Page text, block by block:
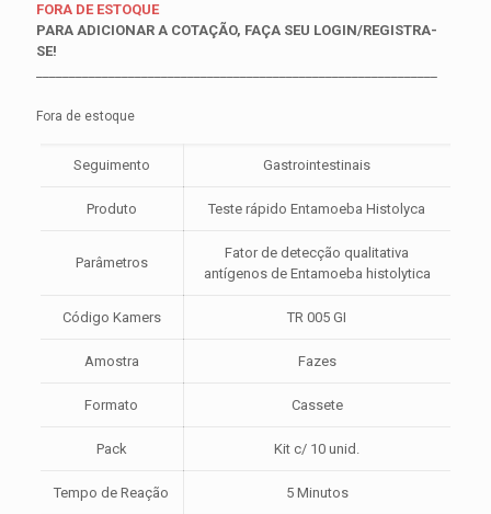
FORA DE ESTOQUE
PARA ADICIONAR A COTAÇÃO, FAÇA SEU LOGIN/REGISTRA-
SE!
Fora de estoque
Seguimento Gastrointestinais
Produto Teste rápido Entamoeba Histolyca
Parâmetros
Fator de detecção qualitativa
antígenos de Entamoeba histolytica
Código Kamers TR 005 GI
Amostra Fazes
Formato Cassete
Pack Kit c/ 10 unid.
Tempo de Reação 5 Minutos